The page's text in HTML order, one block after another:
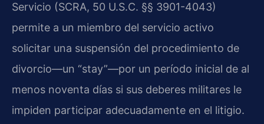
Servicio (SCRA, 50 U.S.C. §§ 3901-4043)
permite a un miembro del servicio activo
solicitar una suspensión del procedimiento de
divorcio—un “stay”—por un período inicial de al
menos noventa días si sus deberes militares le
impiden participar adecuadamente en el litigio.